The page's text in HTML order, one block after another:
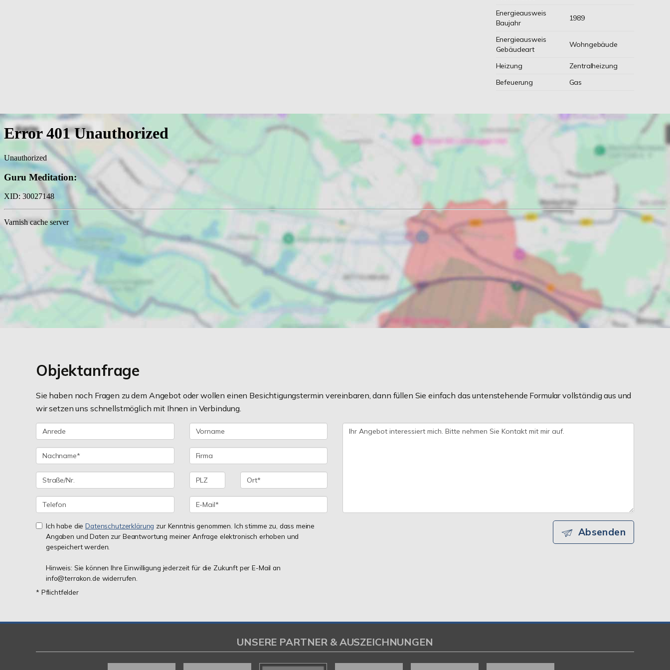
Energieausweis
Baujahr
1989
Energieausweis
Gebäudeart
Wohngebäude
Heizung
Zentralheizung
Befeuerung
Gas
Objektanfrage
Sie haben noch Fragen zu dem Angebot oder wollen einen Besichtigungstermin vereinbaren, dann füllen Sie einfach das untenstehende Formular vollständig aus und
wir setzen uns schnellstmöglich mit Ihnen in Verbindung.
Ich habe dieDatenschutzerklärung zur Kenntnis genommen. Ich stimme zu, dass meine
Angaben und Daten zur Beantwortung meiner Anfrage elektronisch erhoben und
gespeichert werden.
Hinweis: Sie können Ihre Einwilligung jederzeit für die Zukunft per E-Mail an
info@terrakon.de widerrufen.
* Pflichtfelder
Absenden
UNSERE PARTNER & AUSZEICHNUNGEN